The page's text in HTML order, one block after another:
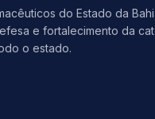
do Estado da
e fortalecimento da
o estado.